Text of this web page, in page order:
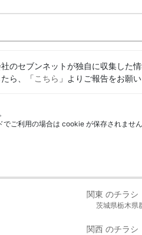
のセブンネットが独自に収集した
ら、「こちら 」よりご報告をお願い
ご利用の場合は cookie が保存されませ
関東 のチラシ
茨城県栃木県
関西 のチラシ